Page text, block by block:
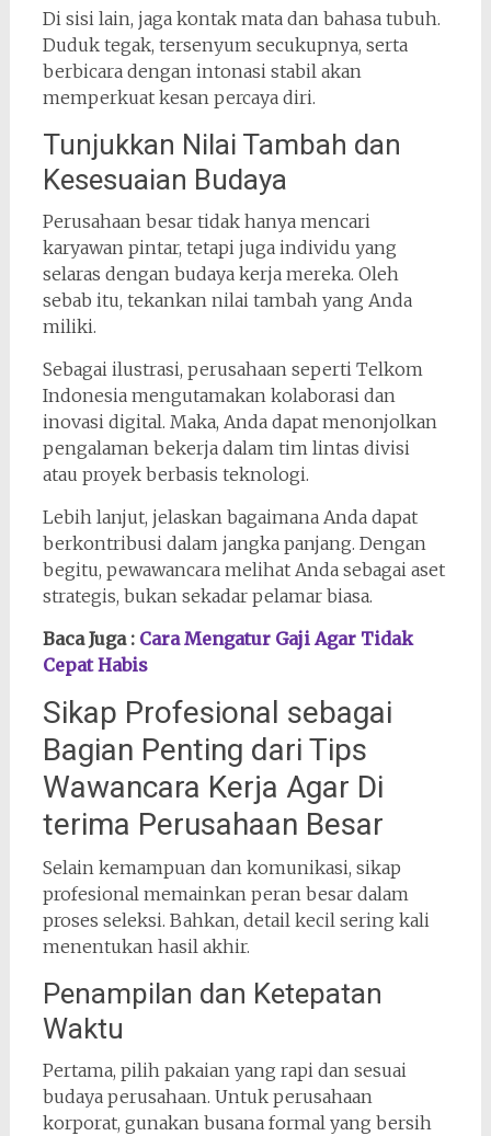
Di sisi lain, jaga kontak mata dan bahasa tubuh.
Duduk tegak, tersenyum secukupnya, serta
berbicara dengan intonasi stabil akan
memperkuat kesan percaya diri.
Tunjukkan Nilai Tambah dan
Kesesuaian Budaya
Perusahaan besar tidak hanya mencari
karyawan pintar, tetapi juga individu yang
selaras dengan budaya kerja mereka. Oleh
sebab itu, tekankan nilai tambah yang Anda
miliki.
Sebagai ilustrasi, perusahaan seperti Telkom
Indonesiamengutamakan kolaborasi dan
inovasi digital. Maka, Anda dapat menonjolkan
pengalaman bekerja dalam tim lintas divisi
atau proyek berbasis teknologi.
Lebih lanjut, jelaskan bagaimana Anda dapat
berkontribusi dalam jangka panjang. Dengan
begitu, pewawancara melihat Anda sebagai aset
strategis, bukan sekadar pelamar biasa.
Baca Juga : Cara Mengatur Gaji Agar Tidak
Cepat Habis
Sikap Profesional sebagai
Bagian Penting dari Tips
Wawancara Kerja Agar Di
terima Perusahaan Besar
Selain kemampuan dan komunikasi, sikap
profesional memainkan peran besar dalam
proses seleksi. Bahkan, detail kecil sering kali
menentukan hasil akhir.
Penampilan dan Ketepatan
Waktu
Pertama, pilih pakaian yang rapi dan sesuai
budaya perusahaan. Untuk perusahaan
korporat, gunakan busana formal yang bersih